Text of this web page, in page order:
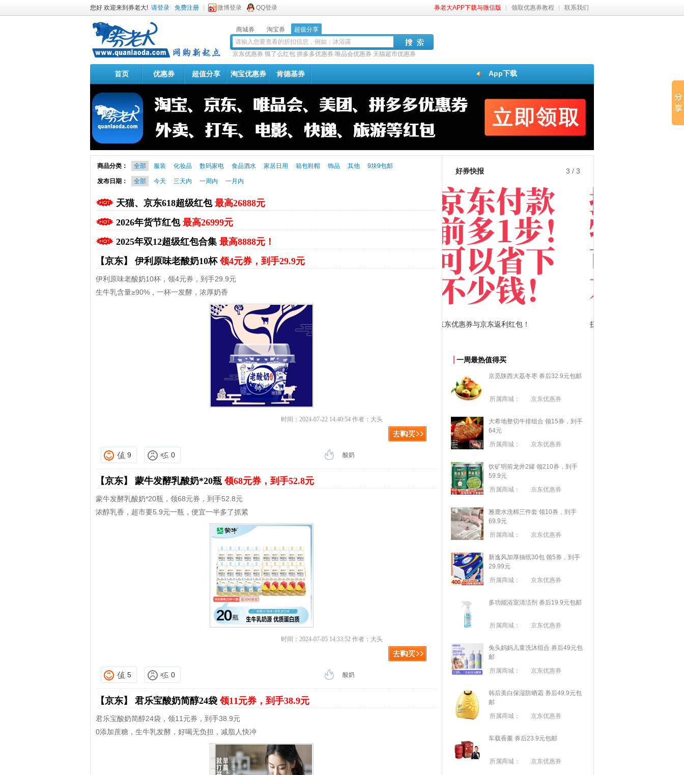
您好 欢迎来到券老大! 请登录 免费注册 微博登录 QQ登录 券老大APP下载与微信版 领取优惠券教程 联系我们
商城券 淘宝券 超值分享
京东优惠券 饿了么红包 拼多多优惠券 唯品会优惠券 天猫超市优惠券
App下载
首页 优惠券 超值分享 淘宝优惠券 肯德基券
商品分类： 全部 服装 化妆品 数码家电 食品酒水 家居日用 箱包鞋帽 饰品 其他 9块9包邮
发布日期： 全部 今天 三天内 一周内 一月内
天猫、京东618超级红包 最高26888元
2026年货节红包 最高26999元
2025年双12超级红包合集 最高8888元！
【京东】 伊利原味老酸奶10杯领4元券，到手29.9元
伊利原味老酸奶10杯，领4元券，到手29.9元
生牛乳含量≥90%，一杯一发酵，浓厚奶香
时间：2024-07-22 14:40:54 作者：大头
9 0 酸奶
【京东】 蒙牛发酵乳酸奶*20瓶领68元券，到手52.8元
蒙牛发酵乳酸奶*20瓶，领68元券，到手52.8元
浓醇乳香，超市要5.9元一瓶，便宜一半多了抓紧
时间：2024-07-05 14:33:52 作者：大头
5 0 酸奶
【京东】 君乐宝酸奶简醇24袋领11元券，到手38.9元
君乐宝酸奶简醇24袋，领11元券，到手38.9元
0添加蔗糖，生牛乳发酵，好喝无负担，减脂人快冲
好券快报 3 / 3
京东优惠券与京东返利红包！ 拼多多优惠券+拼多多返利
一周最热值得买
京觅陕西大荔冬枣 券后32.9元包邮
所属商城： 京东优惠券
大希地整切牛排组合 领15券，到手
64元
所属商城：
京东优惠券
饮矿明前龙井2罐 领210券，到手
59.9元
所属商城：
京东优惠券
雅鹿水洗棉三件套 领10券，到手
69.9元
所属商城：
京东优惠券
新逸风加厚抽纸30包 领5券，到手
29.99元
所属商城：
京东优惠券
多功能浴室清洁剂 券后19.9元包邮
所属商城： 京东优惠券
兔头妈妈儿童洗沐组合 券后49元包
邮
所属商城：
京东优惠券
韩后美白保湿防晒霜 券后49.9元包
邮
所属商城：
京东优惠券
车载香薰 券后23.9元包邮
所属商城： 京东优惠券